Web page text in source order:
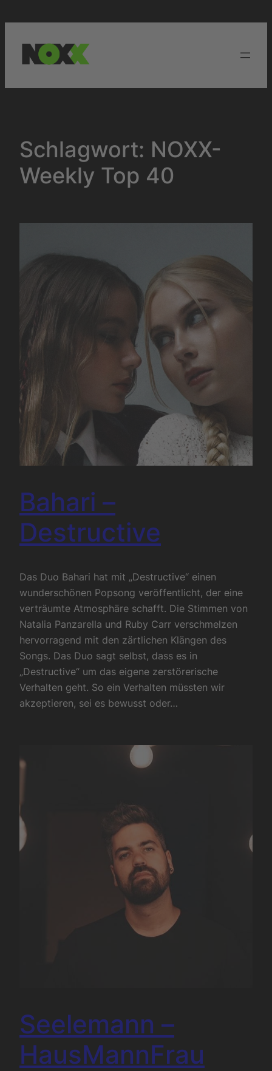
springen
Schlagwort: NOXX-
Weekly Top 40
Bahari –
Destructive
Das Duo Bahari hat mit „Destructive“ einen
wunderschönen Popsong veröffentlicht, der eine
verträumte Atmosphäre schafft. Die Stimmen von
Natalia Panzarella und Ruby Carr verschmelzen
hervorragend mit den zärtlichen Klängen des
Songs. Das Duo sagt selbst, dass es in
„Destructive“ um das eigene zerstörerische
Verhalten geht. So ein Verhalten müssten wir
akzeptieren, sei es bewusst oder…
Seelemann –
HausMannFrau